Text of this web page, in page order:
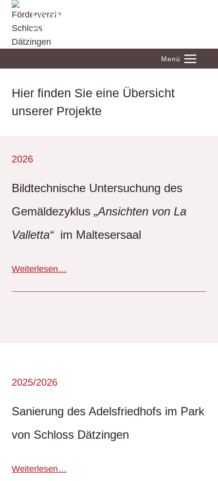
Zum
Inhalt
springen
Förderverein Schloss
Dätzingen
Menü
Hier finden Sie eine Übersicht
unserer Projekte
2026
Bildtechnische Untersuchung des
Gemäldezyklus „Ansichten von La
Valletta“im Maltesersaal
Weiterlesen…
2025/2026
Sanierung des Adelsfriedhofs im Park
von Schloss Dätzingen
Weiterlesen…